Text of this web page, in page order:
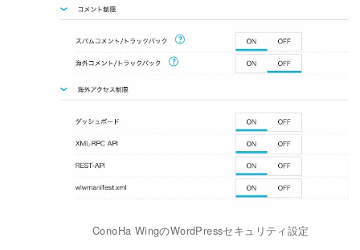
ConoHa WingのWordPressセキュリティ設定